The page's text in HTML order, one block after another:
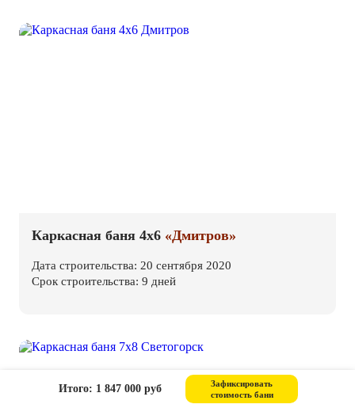
Итого: 1 847 000 руб
Зафиксировать
стоимость бани
Каркасная баня 4х6 «Дмитров»
Дата строительства: 20 сентября 2020
Срок строительства: 9 дней